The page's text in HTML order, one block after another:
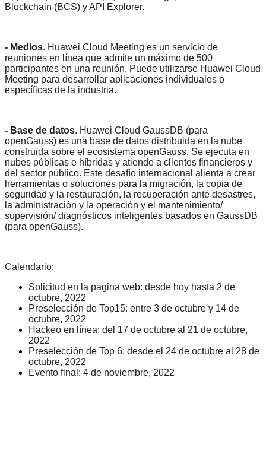
Blockchain (BCS) y API Explorer.
- Medios. Huawei Cloud Meeting es un servicio de
reuniones en línea que admite un máximo de 500
participantes en una reunión. Puede utilizarse Huawei Cloud
Meeting para desarrollar aplicaciones individuales o
específicas de la industria.
- Base de datos. Huawei Cloud GaussDB (para
openGauss) es una base de datos distribuida en la nube
construida sobre el ecosistema openGauss. Se ejecuta en
nubes públicas e híbridas y atiende a clientes financieros y
del sector público. Este desafío internacional alienta a crear
herramientas o soluciones para la migración, la copia de
seguridad y la restauración, la recuperación ante desastres,
la administración y la operación y el mantenimiento/
supervisión/ diagnósticos inteligentes basados en GaussDB
(para openGauss).
Calendario:
Solicitud en la página web: desde hoy hasta 2 de
octubre, 2022
Preselección de Top15: entre 3 de octubre y 14 de
octubre, 2022
Hackeo en línea: del 17 de octubre al 21 de octubre,
2022
Preselección de Top 6: desde el 24 de octubre al 28 de
octubre, 2022
Evento final: 4 de noviembre, 2022